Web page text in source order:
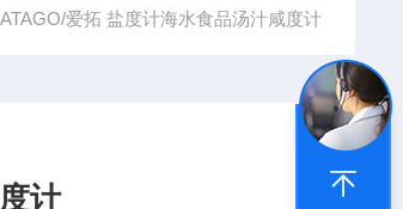
爱拓 盐度计海水食品汤汁咸度计
计